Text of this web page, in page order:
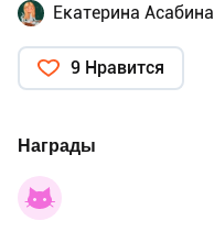
Екатерина Асабина
9 Нравится
Награды